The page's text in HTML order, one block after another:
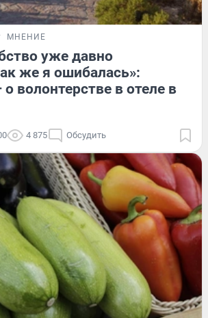
МНЕНИЕ
уже давно
же я ошибалась»:
волонтерстве в отеле в
4 875 Обсудить